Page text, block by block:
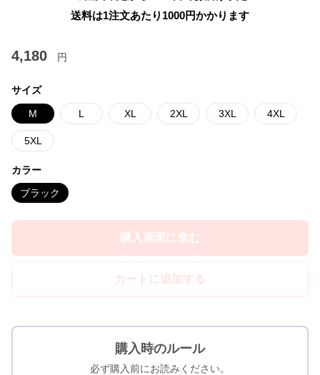
送料は1注文あたり 1000円かかります
4,180 円
サイズ
M L XL 2XL 3XL 4XL
5XL
カラー
ブラック
購入画面に進む
カートに追加する
購入時のルール
必ず購入前にお読みください。